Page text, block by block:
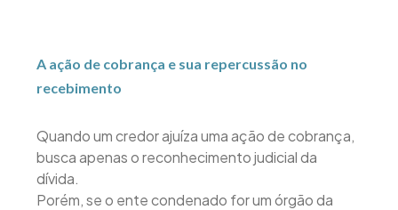
A ação de cobrança e sua repercussão no
recebimento
Quando um credor ajuíza uma ação de cobrança,
busca apenas o reconhecimento judicial da
dívida.
Porém, se o ente condenado for um órgão da